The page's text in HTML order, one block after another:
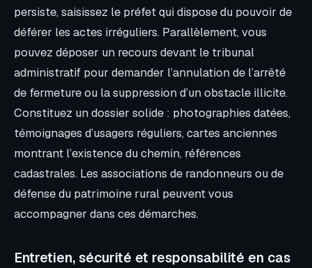
persiste, saisissez le préfet qui dispose du pouvoir de
déférer les actes irréguliers. Parallèlement, vous
pouvez déposer un recours devant le tribunal
administratif pour demander l’annulation de l’arrêté
de fermeture ou la suppression d’un obstacle illicite.
Constituez un dossier solide : photographies datées,
témoignages d’usagers réguliers, cartes anciennes
montrant l’existence du chemin, références
cadastrales. Les associations de randonneurs ou de
défense du patrimoine rural peuvent vous
accompagner dans ces démarches.
Entretien, sécurité et responsabilité en cas